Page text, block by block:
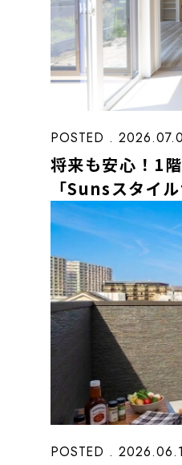
POSTED .
将来も安心！1
「Sunsスタイ
POSTED .